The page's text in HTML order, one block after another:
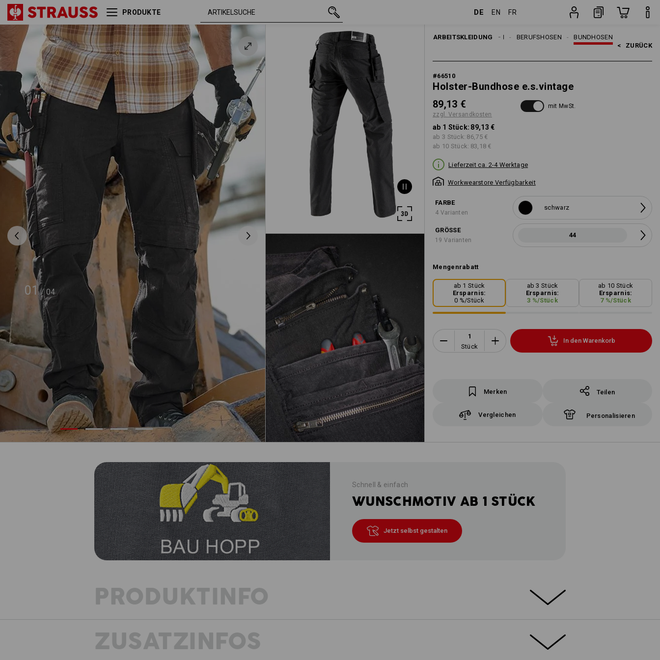
PRODUKTE DE EN FR
01 / 04
ARBEITSKLEIDUNG BUNDHOSEN
BERUFSHOSEN
ARBEITSHOSEN
HERREN
< ZURÜCK
#66510
Holster-Bundhose e.s.vintage
89,13 €
zzgl. Versandkosten
mit MwSt.
ab 1 Stück: 89,13 €
ab 3 Stück: 86,75 €
ab 10 Stück: 83,18 €
Lieferzeit ca. 2-4 Werktage
Workwearstore Verfügbarkeit
FARBE
4 Varianten
schwarz
GRÖSSE
19 Varianten
44
Mengenrabatt
ab 1 Stück
Ersparnis:
0 %/Stück
ab 3 Stück
Ersparnis:
3 %/Stück
ab 10 Stück
Ersparnis:
7%/Stück
Stück
In den Warenkorb
Merken Teilen
Vergleichen Personalisieren
Holster-Bundhose e.s.vintage schwarz 44 89,13 €
Schnell & einfach
WUNSCHMOTIV AB 1 STÜCK
Jetzt selbst gestalten
PRODUKTINFO
Material mit extrem hohem Tragekomfort. Lässige Cargo-Looks, markante
Waschungen und grenzenlose Bequemlichkeit: Typisch e.s.vintage eben! Vor
ZUSATZINFOS